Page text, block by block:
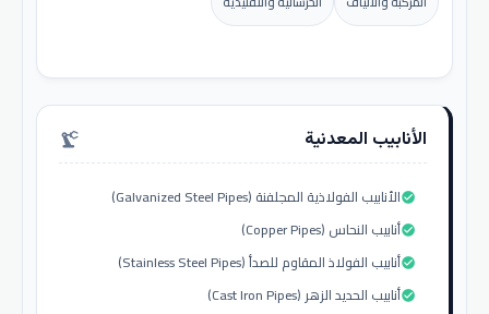
الأنابيب المعدنية precision_manufacturing
الأنابيب الفولاذية المجلفنة (Galvanized Steel Pipes)check_circle
أنابيب النحاس (Copper Pipes)check_circle
أنابيب الفولاذ المقاوم للصدأ (Stainless Steel Pipes)check_circle
أنابيب الحديد الزهر (Cast Iron Pipes)check_circle